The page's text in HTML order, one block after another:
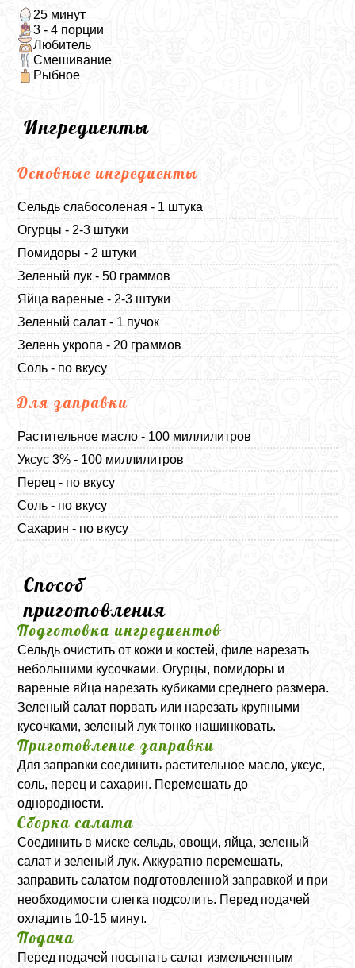
25 минут
3 - 4 порции
Любитель
Смешивание
Рыбное
Ингредиенты
Основные ингредиенты
Сельдь слабосоленая - 1 штука
Огурцы - 2-3 штуки
Помидоры - 2 штуки
Зеленый лук - 50 граммов
Яйца вареные - 2-3 штуки
Зеленый салат - 1 пучок
Зелень укропа - 20 граммов
Соль - по вкусу
Для заправки
Растительное масло - 100 миллилитров
Уксус 3% - 100 миллилитров
Перец - по вкусу
Соль - по вкусу
Сахарин - по вкусу
Способ
приготовления
Подготовка ингредиентов
Сельдь очистить от кожи и костей, филе нарезать
небольшими кусочками. Огурцы, помидоры и
вареные яйца нарезать кубиками среднего размера.
Зеленый салат порвать или нарезать крупными
кусочками, зеленый лук тонко нашинковать.
Приготовление заправки
Для заправки соединить растительное масло, уксус,
соль, перец и сахарин. Перемешать до
однородности.
Сборка салата
Соединить в миске сельдь, овощи, яйца, зеленый
салат и зеленый лук. Аккуратно перемешать,
заправить салатом подготовленной заправкой и при
необходимости слегка подсолить. Перед подачей
охладить 10-15 минут.
Подача
Перед подачей посыпать салат измельченным